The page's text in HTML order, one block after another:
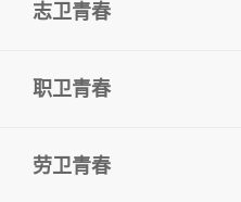
志卫青春
职卫青春
劳卫青春